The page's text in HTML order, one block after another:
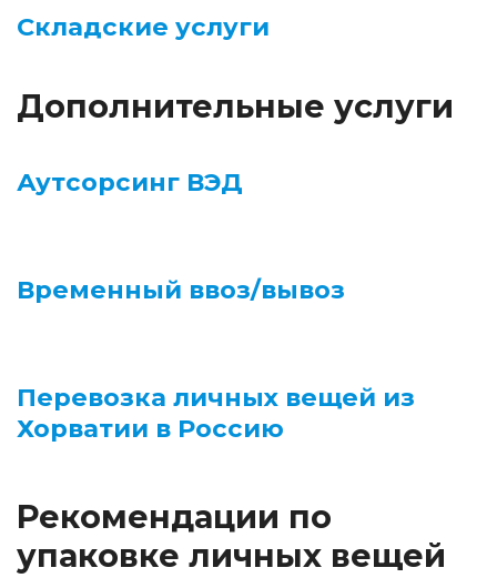
Складские услуги
Дополнительные услуги
Аутсорсинг ВЭД
Временный ввоз/вывоз
Перевозка личных вещей из
Хорватии в Россию
Рекомендации по
упаковке личных вещей